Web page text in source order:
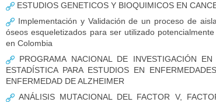
ESTUDIOS GENETICOS Y BIOQUIMICOS EN
Implementación y Validación de un proceso de
óseos esqueletizados para ser utilizado
en Colombia
PROGRAMA NACIONAL DE INVESTIGACIÓN
ESTADÍSTICA PARA ESTUDIOS EN
ENFERMEDAD DE ALZHEIMER
ANÁLISIS MUTACIONAL DEL FACTOR V,